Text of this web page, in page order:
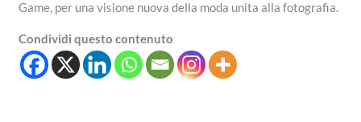
Game, per una visione nuova della moda unita alla fotografia.
Condividi questo contenuto